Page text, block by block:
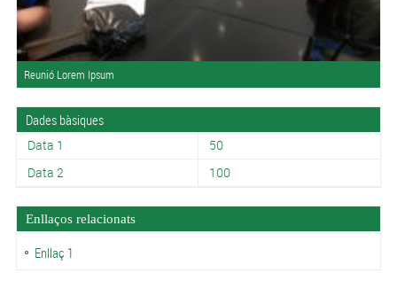
Reunió Lorem Ipsum
Dades bàsiques
Data 1
Data 2
50
100
Enllaços relacionats
Enllaç 1